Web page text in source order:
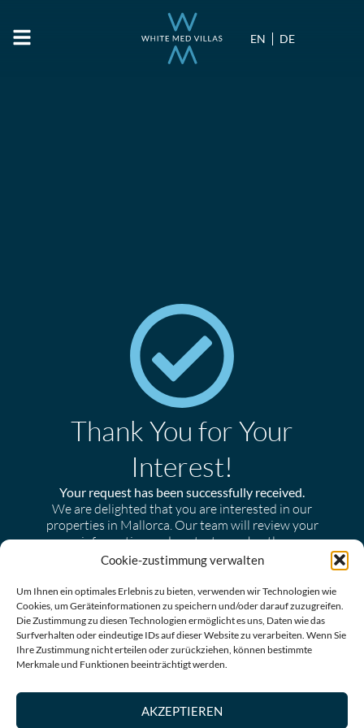
Cookie-zustimmung verwalten
Um Ihnen ein optimales Erlebnis zu bieten, verwenden wir Technologien wie
Cookies, um Geräteinformationen zu speichern und/oder darauf zuzugreifen.
Die Zustimmung zu diesen Technologien ermöglicht es uns, Daten wie das
Surfverhalten oder eindeutige IDs auf dieser Website zu verarbeiten. Wenn Sie
Ihre Zustimmung nicht erteilen oder zurückziehen, können bestimmte
Merkmale und Funktionen beeinträchtigt werden.
AKZEPTIEREN
EN DE
Thank You for Your
Interest!
Your request has been successfully received.
We are delighted that you are interested in our
properties in Mallorca. Our team will review your
information and contact you shortly.
GO TO HOME